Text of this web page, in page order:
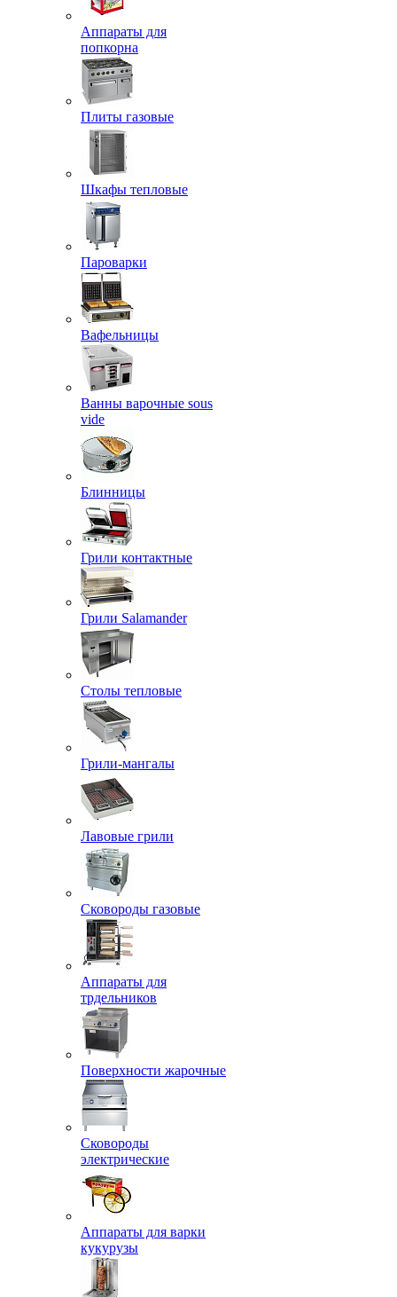
Аппараты для
попкорна
Плиты газовые
Шкафы тепловые
Пароварки
Вафельницы
Ванны варочные sous
vide
Блинницы
Грили контактные
Грили Salamander
Столы тепловые
Грили-мангалы
Лавовые грили
Сковороды газовые
Аппараты для
трдельников
Поверхности жарочные
Сковороды
электрические
Аппараты для варки
кукурузы